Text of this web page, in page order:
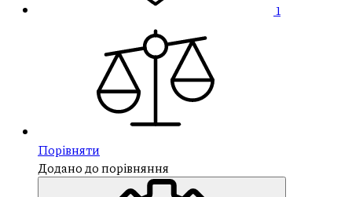
1
Порівняти
Додано до порівняння